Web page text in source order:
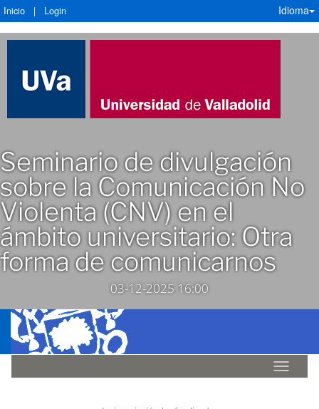
Inicio | Login Idioma
Seminario de divulgación
sobre la Comunicación No
Violenta (CNV) en el
ámbito universitario: Otra
forma de comunicarnos
03-12-2025 16:00
Idioma